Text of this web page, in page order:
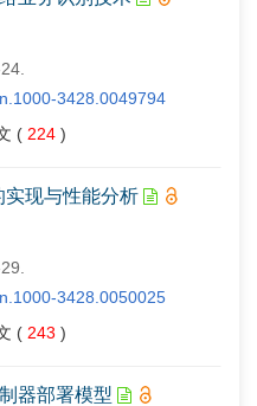
3428.0049794
( 224 )
现与性能分析
3428.0050025
( 243 )
器部署模型